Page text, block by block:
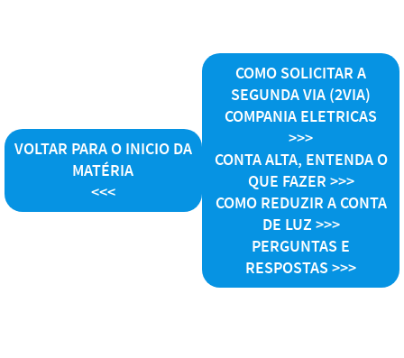
VOLTAR PARA O INICIO DA
MATÉRIA
<<<
COMO SOLICITAR A
SEGUNDA VIA (2VIA)
COMPANIA ELETRICAS
>>>
CONTA ALTA, ENTENDA O
QUE FAZER >>>
COMO REDUZIR A CONTA
DE LUZ >>>
PERGUNTAS E
RESPOSTAS>>>